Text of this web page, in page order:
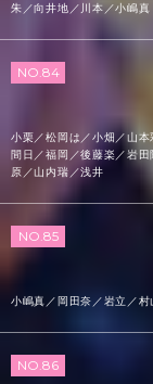
朱／向井地／川本／小嶋真
NO.84
小栗／松岡は／小畑／山
間日／福岡／後藤楽／岩
原／山内瑞／浅井
NO.85
小嶋真／岡田奈／岩立／
NO.86